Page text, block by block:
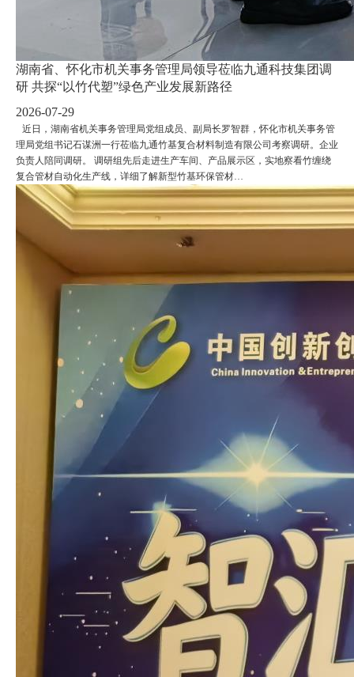
湖南省、怀化市机关事务管理局领导莅临九通科技集团调
研 共探“以竹代塑”绿色产业发展新路径
2026-07-29
近日，湖南省机关事务管理局党组成员、副局长罗智群，怀化市机关事务管
理局党组书记石谋洲一行莅临九通竹基复合材料制造有限公司考察调研。企业
负责人陪同调研。 调研组先后走进生产车间、产品展示区，实地察看竹缠绕
复合管材自动化生产线，详细了解新型竹基环保管材…